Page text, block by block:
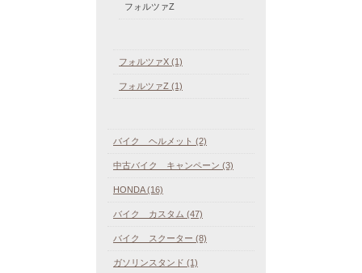
フォルツァZ
フォルツァX (1)
フォルツァZ (1)
バイク ヘルメット (2)
中古バイク キャンペーン (3)
HONDA (16)
バイク カスタム (47)
バイク スクーター (8)
ガソリンスタンド (1)